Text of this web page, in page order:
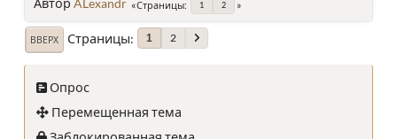
Страницы 1 2
ВВЕРХ Страницы 1 2
Опрос
Перемещенная тема